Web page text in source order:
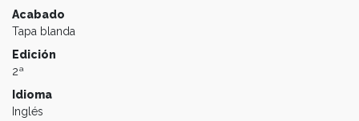
Acabado
Tapa blanda
Edición
2ª
Idioma
Inglés